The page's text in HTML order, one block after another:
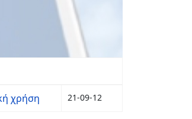
χρήση 21-09-12